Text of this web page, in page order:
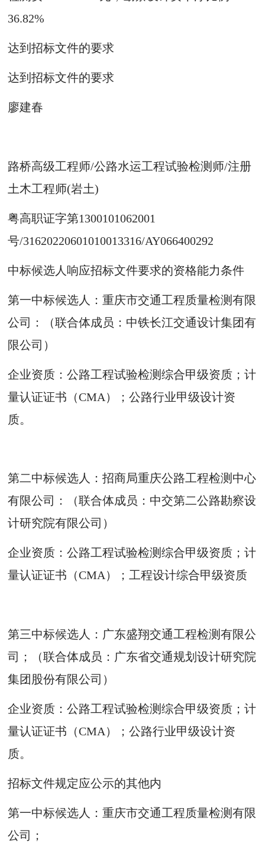
36.82%
达到招标文件的要求
达到招标文件的要求
廖建春
路桥高级工程师/公路水运工程试验检测师/注册
土木工程师(岩土)
粤高职证字第1300101062001
号/31620220601010013316/AY066400292
中标候选人响应招标文件要求的资格能力条件
第一中标候选人：重庆市交通工程质量检测有限
公司：（联合体成员：中铁长江交通设计集团有
限公司）
企业资质：公路工程试验检测综合甲级资质；计
量认证证书（CMA）；公路行业甲级设计资
质。
第二中标候选人：招商局重庆公路工程检测中心
有限公司：（联合体成员：中交第二公路勘察设
计研究院有限公司）
企业资质：公路工程试验检测综合甲级资质；计
量认证证书（CMA）；工程设计综合甲级资质
第三中标候选人：广东盛翔交通工程检测有限公
司；（联合体成员：广东省交通规划设计研究院
集团股份有限公司）
企业资质：公路工程试验检测综合甲级资质；计
量认证证书（CMA）；公路行业甲级设计资
质。
招标文件规定应公示的其他内
第一中标候选人：重庆市交通工程质量检测有限
公司；